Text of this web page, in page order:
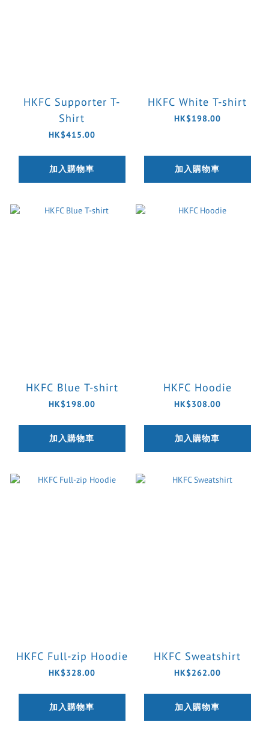
HKFC Supporter T-
Shirt
HK$415.00
加入購物車
HKFC White T-shirt
HK$198.00
加入購物車
HKFC Blue T-shirt
HK$198.00
加入購物車
HKFC Hoodie
HK$308.00
加入購物車
HKFC Full-zip Hoodie
HK$328.00
加入購物車
HKFC Sweatshirt
HK$262.00
加入購物車